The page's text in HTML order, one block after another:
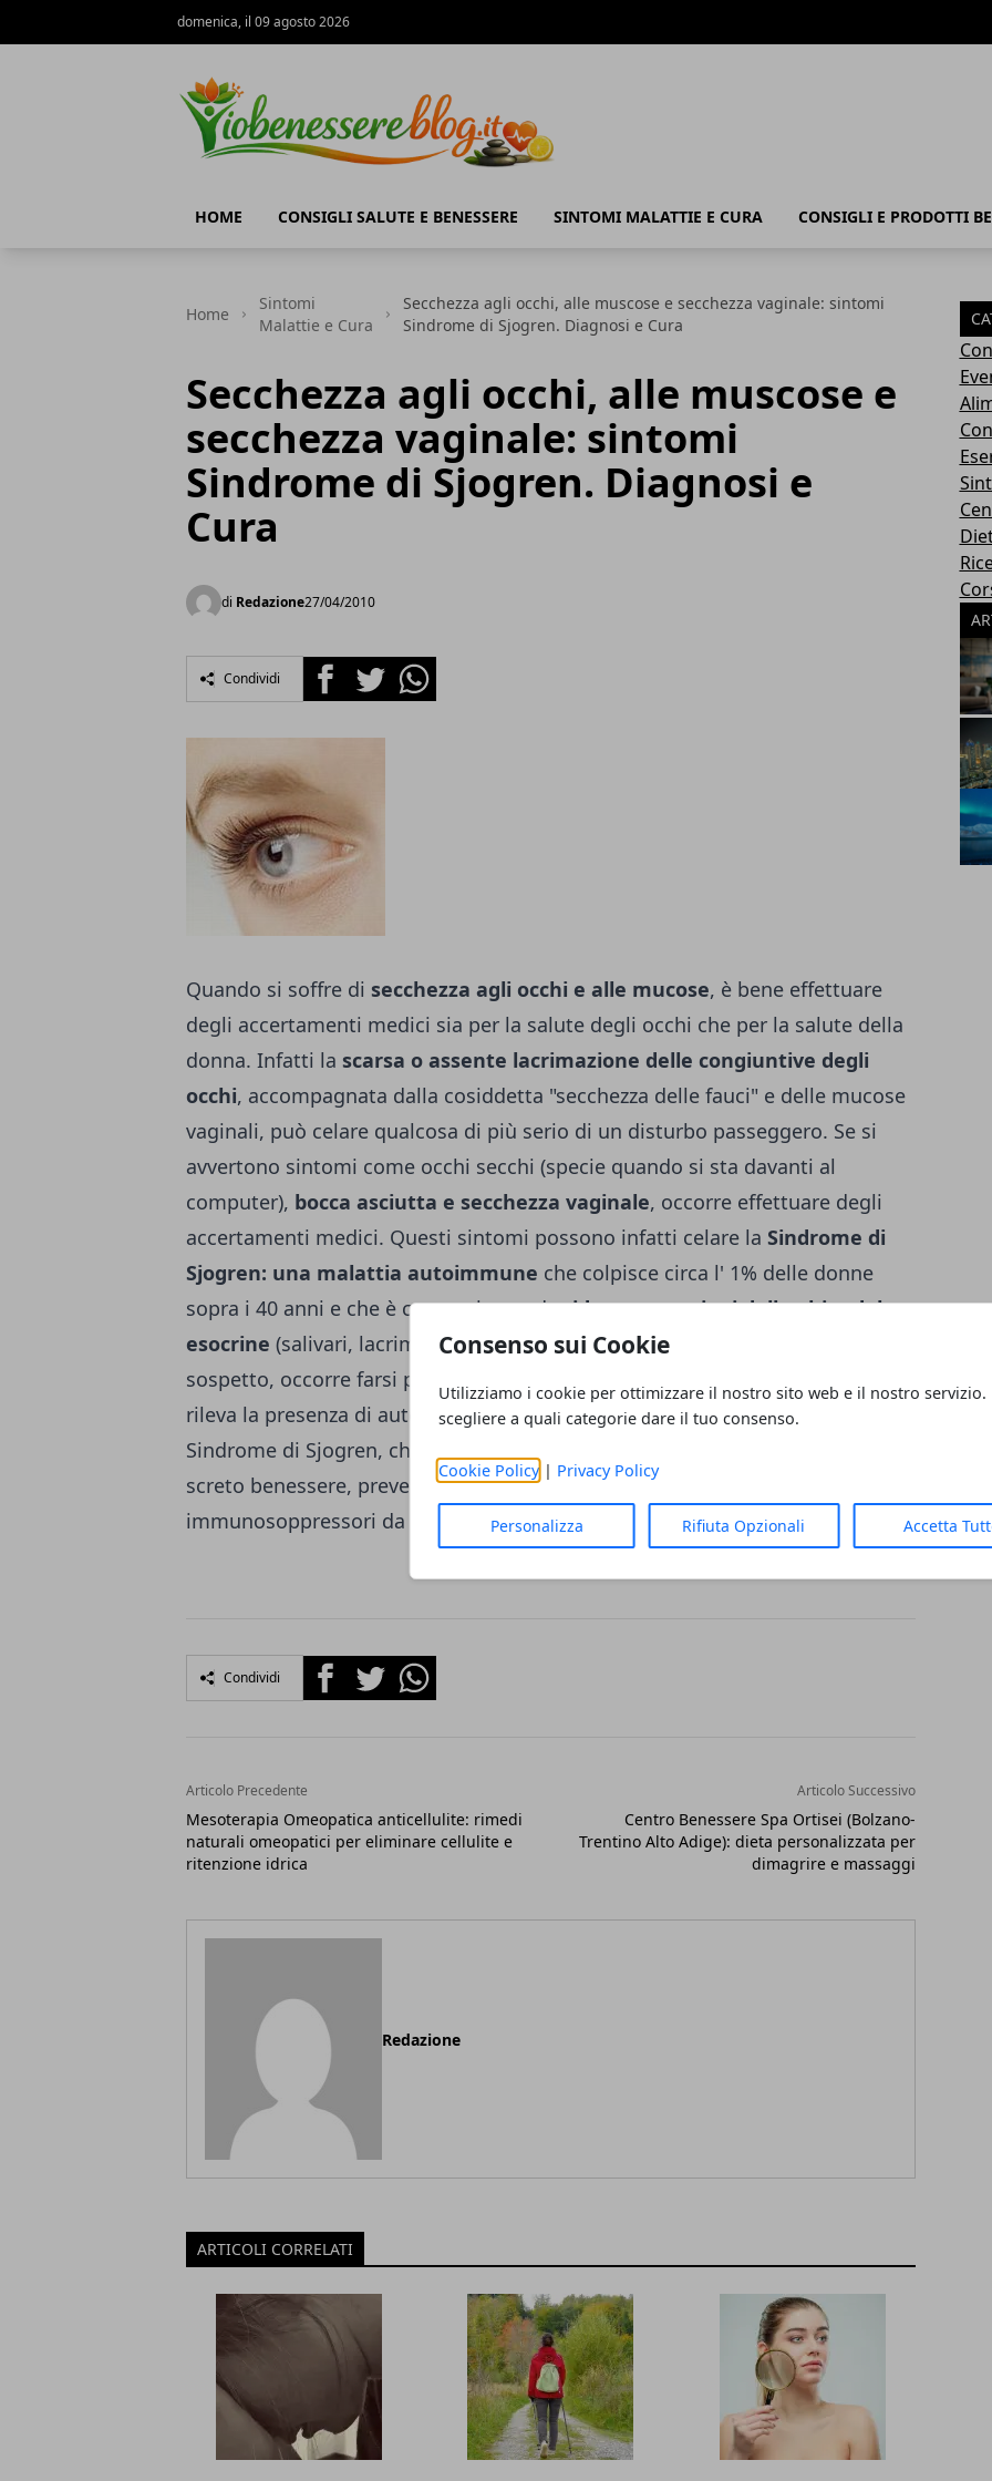
Consenso sui Cookie
Utilizziamo i cookie per ottimizzare il nostro sito web e il nostro servizio.
scegliere a quali categorie dare il tuo consenso.
Cookie Policy| Privacy Policy
Personalizza Rifiuta Opzionali Accetta
domenica, il 09 agosto 2026
HOME CONSIGLI SALUTE E BENESSERE SINTOMI MALATTIE E CURA CONSIGLI E PRODOTTI
Home
Sintomi
Malattie e Cura
Secchezza agli occhi, alle muscose e secchezza vaginale: sintomi
Sindrome di Sjogren. Diagnosi e Cura
Secchezza agli occhi, alle muscose e
secchezza vaginale: sintomi
Sindrome di Sjogren. Diagnosi e
Cura
di Redazione27/04/2010
Condividi FacebookTwitterWhatsapp
Quando si soffre di secchezza agli occhi e alle mucose, è bene effettuare
degli accertamenti medici sia per la salute degli occhi che per la salute della
donna. Infatti la scarsa o assente lacrimazione delle congiuntive degli
occhi, ac­compagnata dalla cosiddetta "secchezza delle fauci" e delle mucose
vaginali, può ce­lare qualcosa di più serio di un disturbo passeggero. Se si
avvertono sintomi come occhi secchi (specie quando si sta davanti al
computer), bocca asciutta e secchezza vaginale, occorre effettuare degli
accertamenti medici. Questi sintomi possono infatti celare la Sindrome di
Sjogren: una malattia autoimmune che colpisce circa l' 1% delle donne
sopra i 40 anni e che è caratterizzata daridotte secre­zioni delle ghiandole
esocrine (salivari, lacrimali e, appunto, anche vaginali). Per conferma­re il
sospetto, occorre farsi pre­scrivere dal medico un
rileva la presenza di auto-anticorpi specifici della malat­tia.Le cure
Sindrome di Sjogren, che alterna periodi di riacutizzazione ad altri di di­
screto benessere, prevedono di solito cicli di cortisonici, associati a farmaci
immunosoppressori da prendere per bocca.
Condividi FacebookTwitterWhatsapp
Articolo Precedente
Mesoterapia Omeopatica anticellulite: rimedi
naturali omeopatici per eliminare cellulite e
ritenzione idrica
Articolo Successivo
Centro Benessere Spa Ortisei (Bolzano-
Trentino Alto Adige): dieta personalizzata per
dimagrire e massaggi
Redazione
ARTICOLI CORRELATI